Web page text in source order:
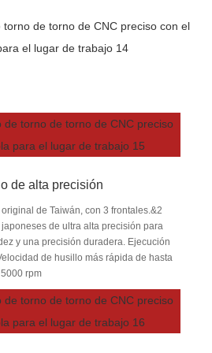
de alta precisión
de Taiwán, con 3 frontales.&2
de ultra alta precisión para
y una precisión duradera. Ejecución
de husillo más rápida de hasta
5000 rpm